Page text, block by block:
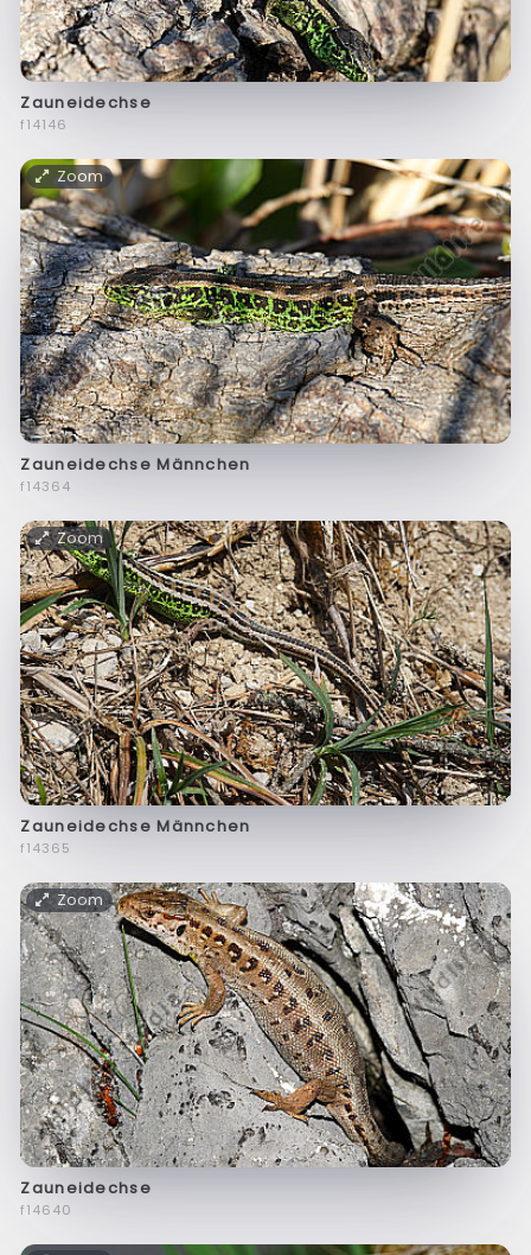
Zauneidechse
f14146
Zoom
Zauneidechse Männchen
f14364
Zoom
Zauneidechse Männchen
f14365
Zoom
Zauneidechse
f14640